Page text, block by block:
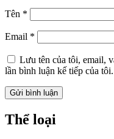
Tên *
Email *
Lưu tên của tôi, email,
lần bình luận kế tiếp của tôi.
Thể loại